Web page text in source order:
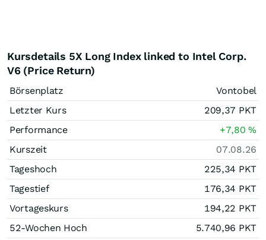
Kursdetails 5X Long Index linked to Intel Corp.
V6 (Price Return)
Börsenplatz
Vontobel
Letzter Kurs
209,37 PKT
Performance
+7,80%
Kurszeit
07.08.26
Tageshoch
225,34 PKT
Tagestief
176,34 PKT
Vortageskurs
194,22 PKT
52-Wochen Hoch
5.740,96 PKT